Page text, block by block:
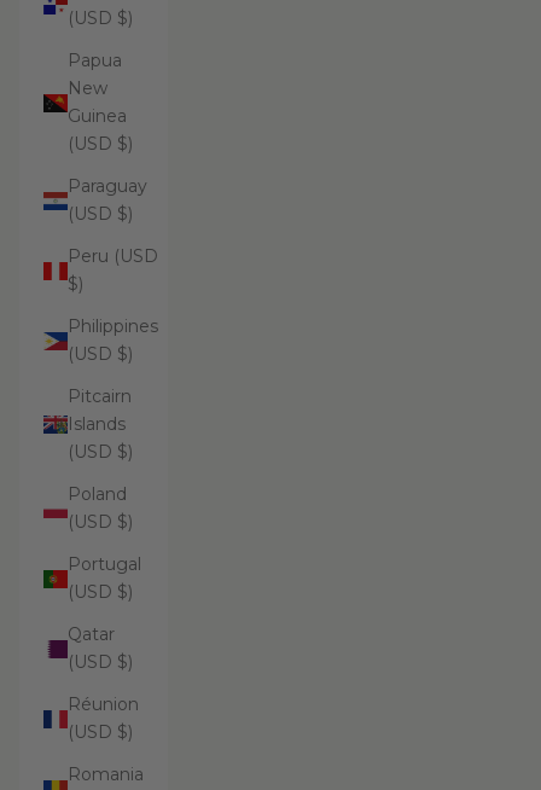
(USD $)
Papua
New
Guinea
(USD $)
Paraguay
(USD $)
Peru (USD
$)
Philippines
(USD $)
Pitcairn
Islands
(USD $)
Poland
(USD $)
Portugal
(USD $)
Qatar
(USD $)
Réunion
(USD $)
Romania